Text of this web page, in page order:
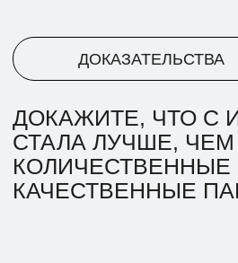
ОПИШИТЕ ЭКОНОМИКУ
ЭКОНОМИКА